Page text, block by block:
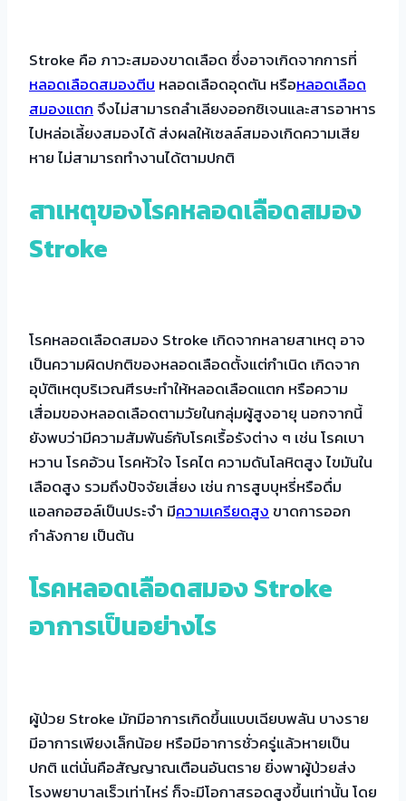
Stroke คือ ภาวะสมองขาดเลือด ซึ่งอาจเกิดจากการที่
หลอดเลือดสมองตีบ หลอดเลือดอุดตัน หรือหลอดเลือด
สมองแตกจึงไม่สามารถลำเลียงออกซิเจนและสารอาหาร
ไปหล่อเลี้ยงสมองได้ ส่งผลให้เซลล์สมองเกิดความเสีย
หาย ไม่สามารถทำงานได้ตามปกติ
สาเหตุของโรคหลอดเลือดสมอง
Stroke
โรคหลอดเลือดสมอง Stroke เกิดจากหลายสาเหตุ อาจ
เป็นความผิดปกติของหลอดเลือดตั้งแต่กำเนิด เกิดจาก
อุบัติเหตุบริเวณศีรษะทำให้หลอดเลือดแตก หรือความ
เสื่อมของหลอดเลือดตามวัยในกลุ่มผู้สูงอายุ นอกจากนี้
ยังพบว่ามีความสัมพันธ์กับโรคเรื้อรังต่าง ๆ เช่น โรคเบา
หวาน โรคอ้วน โรคหัวใจ โรคไต ความดันโลหิตสูง ไขมันใน
เลือดสูง รวมถึงปัจจัยเสี่ยง เช่น การสูบบุหรี่หรือดื่ม
แอลกอฮอล์เป็นประจำ มีความเครียดสูงขาดการออก
กำลังกาย เป็นต้น
โรคหลอดเลือดสมองStroke
อาการเป็นอย่างไร
ผู้ป่วย Stroke มักมีอาการเกิดขึ้นแบบเฉียบพลัน บางราย
มีอาการเพียงเล็กน้อย หรือมีอาการชั่วครู่แล้วหายเป็น
ปกติ แต่นั่นคือสัญญาณเตือนอันตราย ยิ่งพาผู้ป่วยส่ง
โรงพยาบาลเร็วเท่าไหร่ ก็จะมีโอกาสรอดสูงขึ้นเท่านั้น โดย